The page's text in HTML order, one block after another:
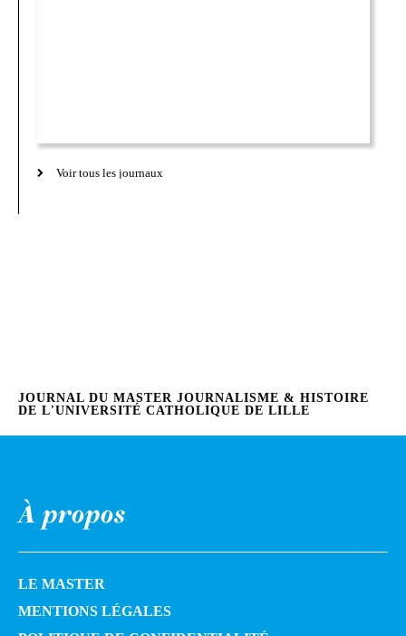
Voir tous les journaux
JOURNAL DU MASTER JOURNALISME & HISTOIRE
DE L'UNIVERSITÉ CATHOLIQUE DE LILLE
À propos
LE MASTER
MENTIONS LÉGALES